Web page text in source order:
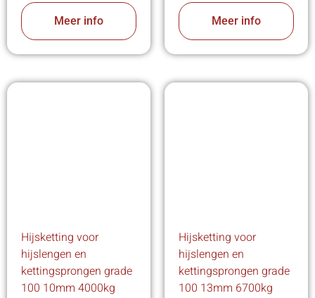
Meer info Meer info
Hijsketting voor
hijslengen en
kettingsprongen grade
100 10mm 4000kg
Hijsketting voor
hijslengen en
kettingsprongen grade
100 13mm 6700kg